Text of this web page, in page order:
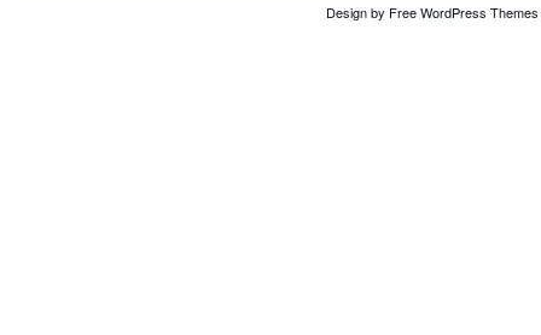
Design by Free WordPress Themes